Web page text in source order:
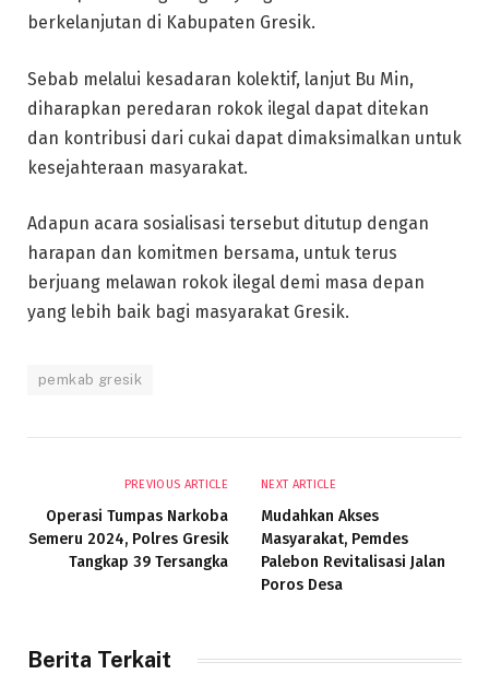
berkelanjutan di Kabupaten Gresik.
Sebab melalui kesadaran kolektif, lanjut Bu Min,
diharapkan peredaran rokok ilegal dapat ditekan
dan kontribusi dari cukai dapat dimaksimalkan untuk
kesejahteraan masyarakat.
Adapun acara sosialisasi tersebut ditutup dengan
harapan dan komitmen bersama, untuk terus
berjuang melawan rokok ilegal demi masa depan
yang lebih baik bagi masyarakat Gresik.
pemkab gresik
PREVIOUS ARTICLE
Operasi Tumpas Narkoba
Semeru 2024, Polres Gresik
Tangkap 39 Tersangka
NEXT ARTICLE
Mudahkan Akses
Masyarakat, Pemdes
Palebon Revitalisasi Jalan
Poros Desa
Berita Terkait